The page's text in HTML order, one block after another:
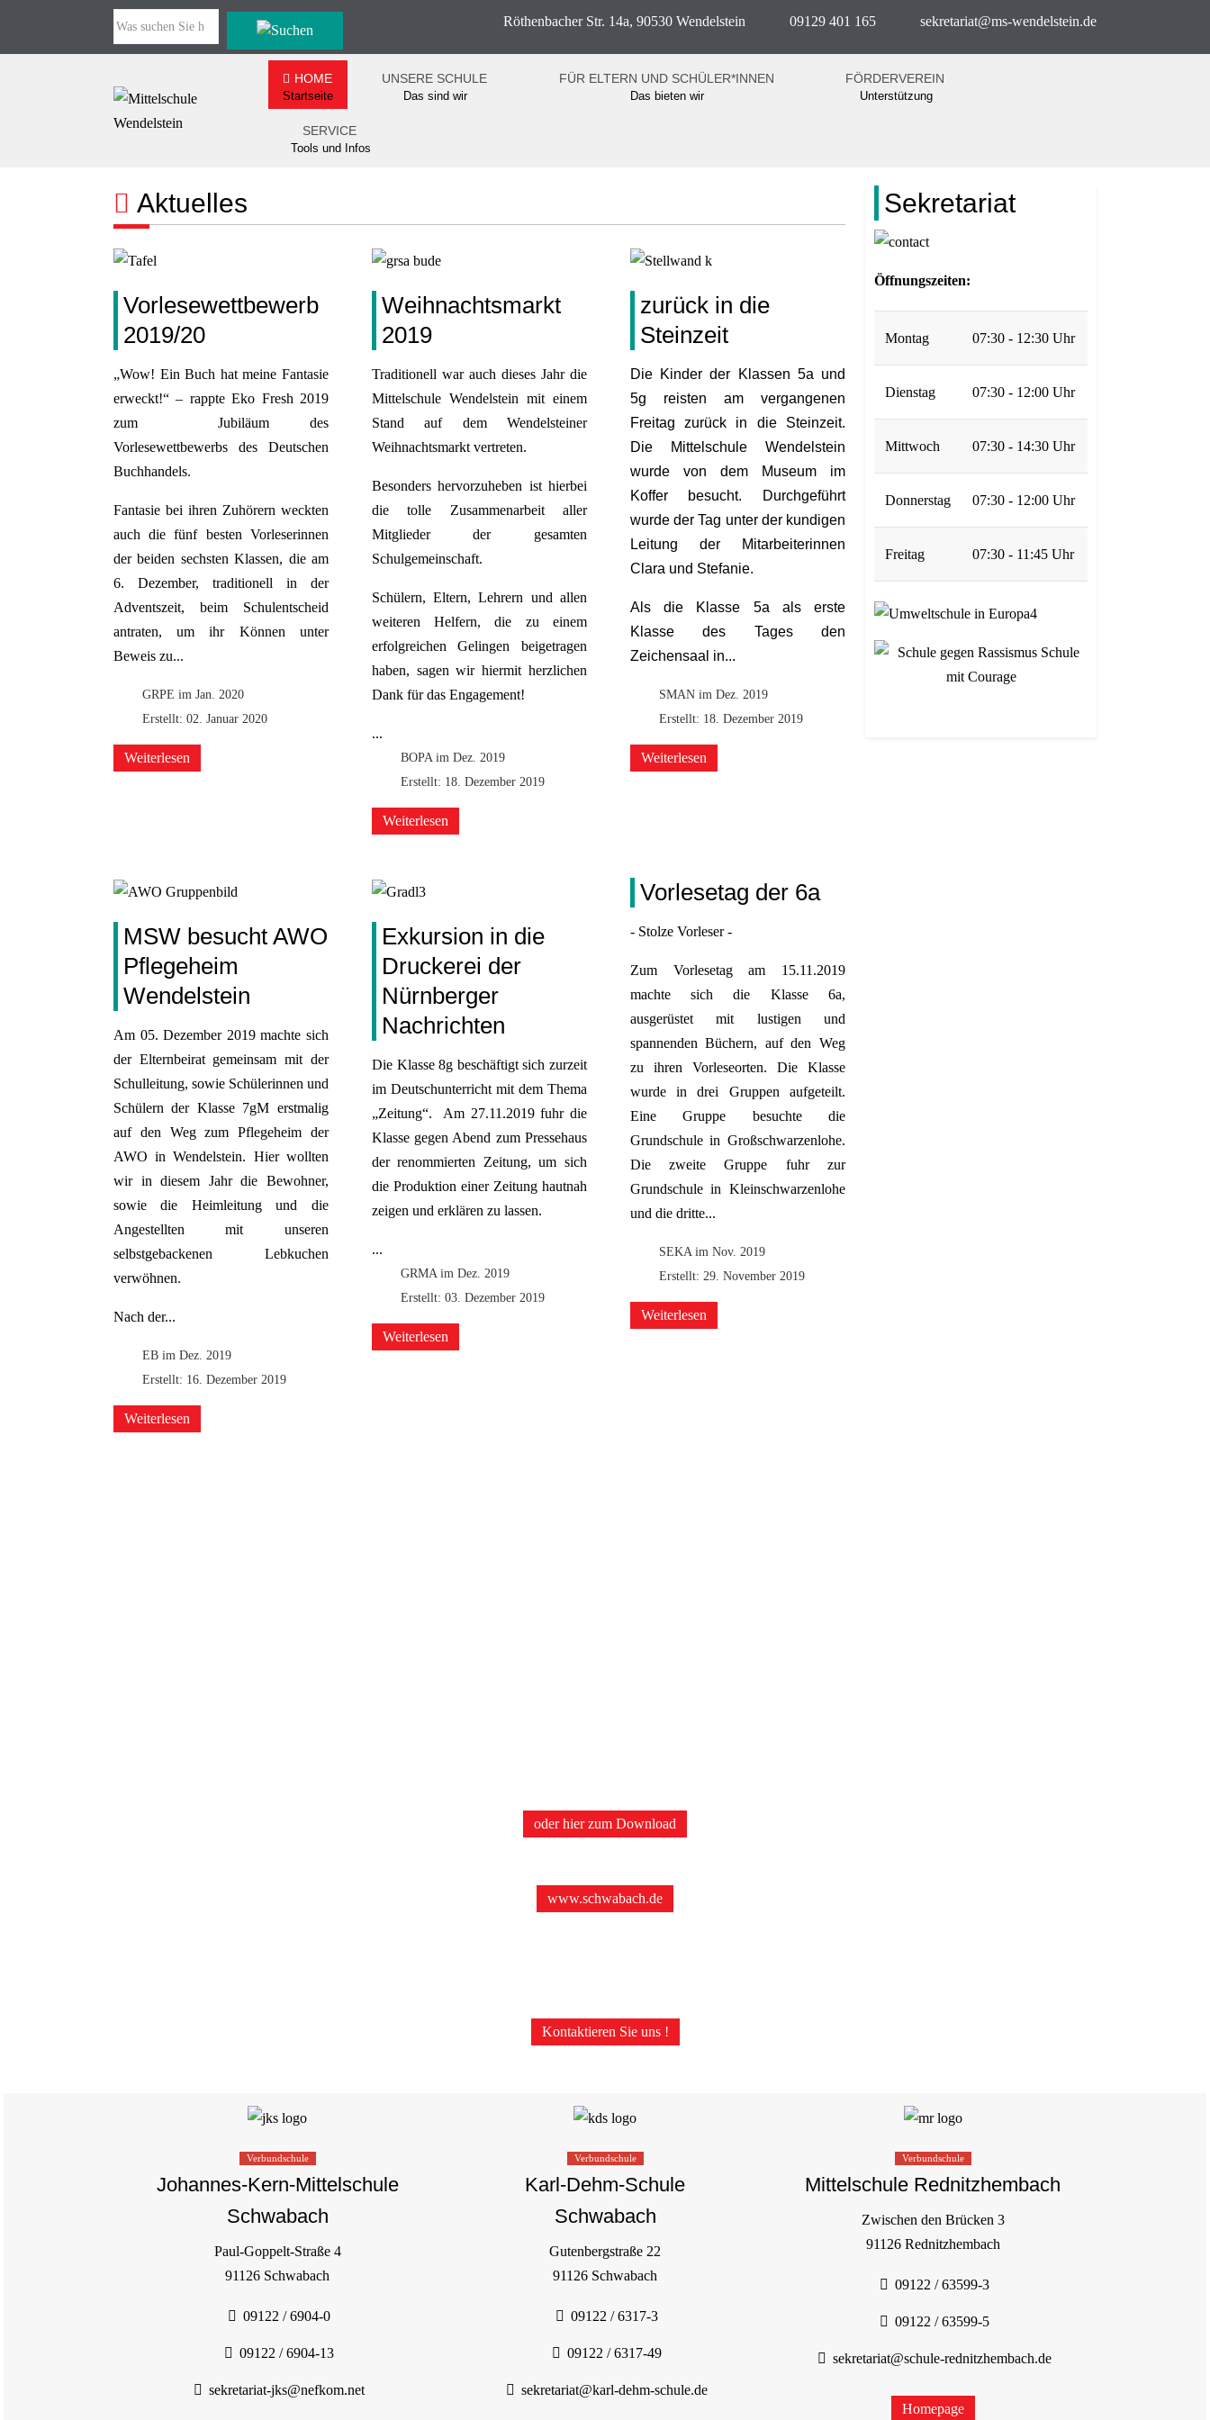
Röthenbacher Str. 14a, 90530 Wendelstein 09129 401 165 sekretariat@ms-wendelstein.de
HOME
Startseite
UNSERE SCHULE
Das sind wir
FÜR ELTERN UND SCHÜLER*INNEN
Das bieten wir
FÖRDERVEREIN
Unterstützung
SERVICE
Tools und Infos
Aktuelles
Vorlesewettbewerb
2019/20
„Wow! Ein Buch hat meine Fantasie
erweckt!“ – rappte Eko Fresh 2019
zum Jubiläum des
Vorlesewettbewerbs des Deutschen
Buchhandels.
Fantasie bei ihren Zuhörern weckten
auch die fünf besten Vorleserinnen
der beiden sechsten Klassen, die am
6. Dezember, traditionell in der
Adventszeit, beim Schulentscheid
antraten, um ihr Können unter
Beweis zu...
GRPE im Jan. 2020
Erstellt: 02. Januar 2020
Weiterlesen
Weihnachtsmarkt
2019
Traditionell war auch dieses Jahr die
Mittelschule Wendelstein mit einem
Stand auf dem Wendelsteiner
Weihnachtsmarkt vertreten.
Besonders hervorzuheben ist hierbei
die tolle Zusammenarbeit aller
Mitglieder der gesamten
Schulgemeinschaft.
Schülern, Eltern, Lehrern und allen
weiteren Helfern, die zu einem
erfolgreichen Gelingen beigetragen
haben, sagen wir hiermit herzlichen
Dank für das Engagement!
...
BOPA im Dez. 2019
Erstellt: 18. Dezember 2019
Weiterlesen
zurück in die
Steinzeit
Die Kinder der Klassen 5a und
5g reisten am vergangenen
Freitag zurück in die Steinzeit.
Die Mittelschule Wendelstein
wurde von dem
Museum im
Koffer besucht.
Durchgeführt
wurde der Tag unter der kundigen
Leitung der Mitarbeiterinnen
Clara und Stefanie.
Als die Klasse 5a als erste
Klasse des Tages den
Zeichensaal in...
SMAN im Dez. 2019
Erstellt: 18. Dezember 2019
Weiterlesen
MSW besucht AWO
Pflegeheim
Wendelstein
Am 05. Dezember 2019 machte sich
der Elternbeirat gemeinsam mit der
Schulleitung, sowie Schülerinnen und
Schülern der Klasse 7gM erstmalig
auf den Weg zum Pflegeheim der
AWO in Wendelstein. Hier wollten
wir in diesem Jahr die Bewohner,
sowie die Heimleitung und die
Angestellten mit unseren
selbstgebackenen Lebkuchen
verwöhnen.
Nach der...
EB im Dez. 2019
Erstellt: 16. Dezember 2019
Weiterlesen
Exkursion in die
Druckerei der
Nürnberger
Nachrichten
Die Klasse 8g beschäftigt sich zurzeit
im Deutschunterricht mit dem Thema
„Zeitung“. Am 27.11.2019 fuhr die
Klasse gegen Abend zum Pressehaus
der renommierten Zeitung, um sich
die Produktion einer Zeitung hautnah
zeigen und erklären zu lassen.
...
GRMA im Dez. 2019
Erstellt: 03. Dezember 2019
Weiterlesen
Vorlesetag der 6a
- Stolze Vorleser -
Zum Vorlesetag am 15.11.2019
machte sich die Klasse 6a,
ausgerüstet mit lustigen und
spannenden Büchern, auf den Weg
zu ihren Vorleseorten. Die Klasse
wurde in drei Gruppen aufgeteilt.
Eine Gruppe besuchte die
Grundschule in Großschwarzenlohe.
Die zweite Gruppe fuhr zur
Grundschule in Kleinschwarzenlohe
und die dritte...
SEKA im Nov. 2019
Erstellt: 29. November 2019
Weiterlesen
Sekretariat
Öffnungszeiten:
Montag 07:30 - 12:30 Uhr
Dienstag 07:30 - 12:00 Uhr
Mittwoch 07:30 - 14:30 Uhr
Donnerstag 07:30 - 12:00 Uhr
Freitag 07:30 - 11:45 Uhr
oder hier zum Download
www.schwabach.de
Kontaktieren Sie uns !
Verbundschule
Johannes-Kern-Mittelschule
Schwabach
Paul-Goppelt-Straße 4
91126 Schwabach
09122 / 6904-0
09122 / 6904-13
sekretariat-jks@nefkom.net
Verbundschule
Karl-Dehm-Schule
Schwabach
Gutenbergstraße 22
91126 Schwabach
09122 / 6317-3
09122 / 6317-49
sekretariat@karl-dehm-schule.de
Verbundschule
Mittelschule Rednitzhembach
Zwischen den Brücken 3
91126 Rednitzhembach
09122 / 63599-3
09122 / 63599-5
sekretariat@schule-rednitzhembach.de
Homepage